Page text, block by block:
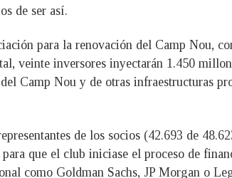
de ser así.
para la renovación del Camp Nou,
veinte inversores inyectarán 1.450
Camp Nou y de otras infraestructuras
de los socios (42.693 de
que el club iniciase el proceso de
como Goldman Sachs, JP Morgan o